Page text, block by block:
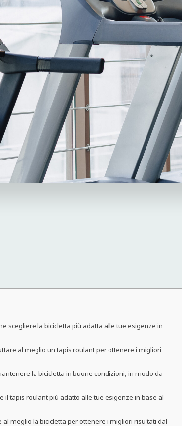
scegliere la bicicletta più adatta alle tue esigenze in
al meglio un tapis roulant per ottenere i migliori
la bicicletta in buone condizioni, in modo da
tapis roulant più adatto alle tue esigenze in base al
meglio la bicicletta per ottenere i migliori risultati dal